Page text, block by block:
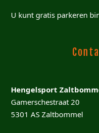
U kunt gratis parkeren
Hengelsport
Gamerschestraat 20
5301 AS Zaltbommel